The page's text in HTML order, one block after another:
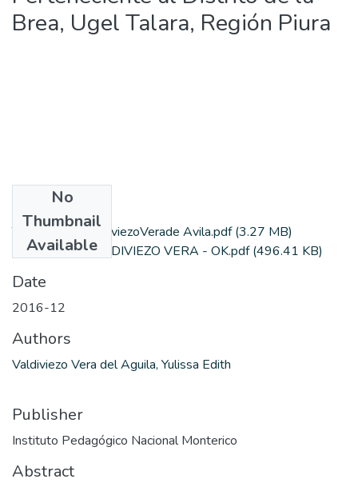
Brea, Ugel Talara, Región Piura
No
Thumbnail
Available
Tesis_YulissaValdiviezoVerade Avila.pdf(3.27 MB)
AUTPUBTA-VALDIVIEZO VERA - OK.pdf(496.41 KB)
Date
2016-12
Authors
Valdiviezo Vera del Aguila, Yulissa Edith
Publisher
Instituto Pedagógico Nacional Monterico
Abstract